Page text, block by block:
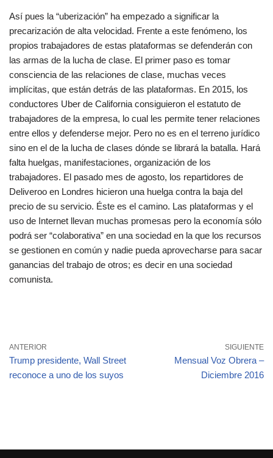
Así pues la “uberización” ha empezado a significar la
precarización de alta velocidad. Frente a este fenómeno, los
propios trabajadores de estas plataformas se defenderán con
las armas de la lucha de clase. El primer paso es tomar
consciencia de las relaciones de clase, muchas veces
implícitas, que están detrás de las plataformas. En 2015, los
conductores Uber de California consiguieron el estatuto de
trabajadores de la empresa, lo cual les permite tener relaciones
entre ellos y defenderse mejor. Pero no es en el terreno jurídico
sino en el de la lucha de clases dónde se librará la batalla. Hará
falta huelgas, manifestaciones, organización de los
trabajadores. El pasado mes de agosto, los repartidores de
Deliveroo en Londres hicieron una huelga contra la baja del
precio de su servicio. Éste es el camino. Las plataformas y el
uso de Internet llevan muchas promesas pero la economía sólo
podrá ser “colaborativa” en una sociedad en la que los recursos
se gestionen en común y nadie pueda aprovecharse para sacar
ganancias del trabajo de otros; es decir en una sociedad
comunista.
ANTERIOR
Trump presidente, Wall Street
reconoce a uno de los suyos
SIGUIENTE
Mensual Voz Obrera –
Diciembre 2016